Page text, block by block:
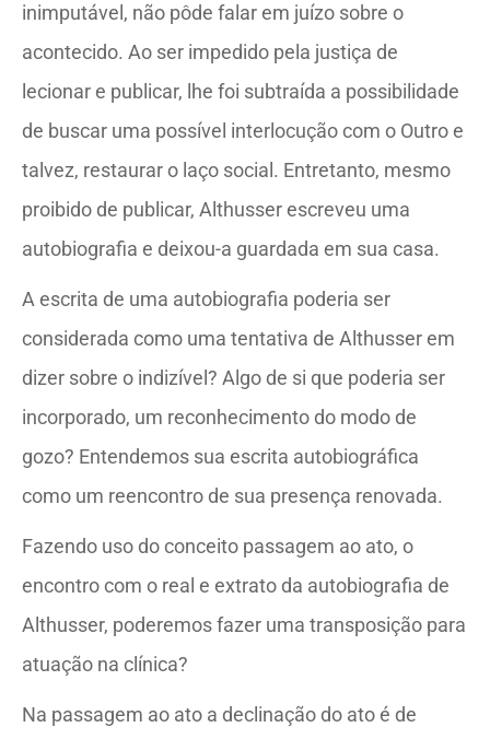
inimputável, não pôde falar em juízo sobre o
acontecido. Ao ser impedido pela justiça de
lecionar e publicar, lhe foi subtraída a possibilidade
de buscar uma possível interlocução com o Outro e
talvez, restaurar o laço social. Entretanto, mesmo
proibido de publicar, Althusser escreveu uma
autobiografia e deixou-a guardada em sua casa.
A escrita de uma autobiografia poderia ser
considerada como uma tentativa de Althusser em
dizer sobre o indizível? Algo de si que poderia ser
incorporado, um reconhecimento do modo de
gozo? Entendemos sua escrita autobiográfica
como um reencontro de sua presença renovada.
Fazendo uso do conceito passagem ao ato, o
encontro com o real e extrato da autobiografia de
Althusser, poderemos fazer uma transposição para
atuação na clínica?
Na passagem ao ato a declinação do ato é de